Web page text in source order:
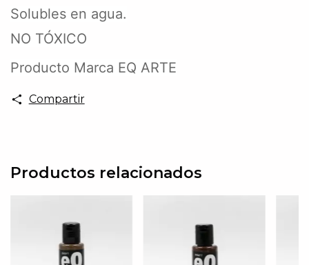
Solubles en agua.
NO TÓXICO
Producto Marca EQ ARTE
Compartir
Productos relacionados